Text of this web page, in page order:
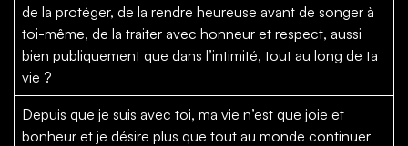
de la protéger, de la rendre heureuse avant de songer à
toi-même, de la traiter avec honneur et respect, aussi
bien publiquement que dans l’intimité, tout au long de ta
vie ?
Depuis que je suis avec toi, ma vie n’est que joie et
bonheur et je désire plus que tout au monde continuer